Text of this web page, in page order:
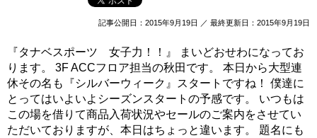
記事公開日：2015年9月19日 ／ 最終更新日：2015年9月19日
『タナベスポーツ 女子力！！』 まいどおせわになってお
ります。 3F ACCフロア担当の秋田です。 本日から大型連
休その名も『シルバーウィーク』スタートですね！ 僕達に
とってはいよいよシーズンスタートの予感です。 いつもは
この場を借りて商品入荷状況やセールのご案内をさせてい
ただいておりますが、本日はちょっと違います。 題名にも